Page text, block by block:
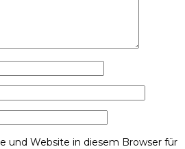
und Website in diesem Browser für